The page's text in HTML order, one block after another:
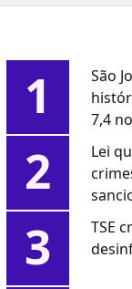
1
São
7,4
2
Lei
3
TSE